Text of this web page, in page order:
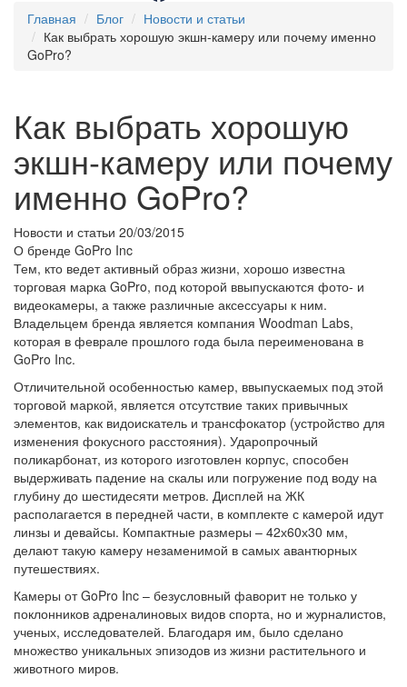
Главная Блог
Новости и статьи
Как выбрать хорошую экшн-камеру или почему именно
GoPro?
Как выбрать хорошую
экшн-камеру или почему
именно GoPro?
Новости и статьи 20/03/2015
О бренде GoPro Inc
Тем, кто ведет активный образ жизни, хорошо известна
торговая марка GoPro, под которой ввыпускаются фото- и
видеокамеры, а также различные аксессуары к ним.
Владельцем бренда является компания Woodman Labs,
которая в феврале прошлого года была переименована в
GoPro Inc.
Отличительной особенностью камер, ввыпускаемых под этой
торговой маркой, является отсутствие таких привычных
элементов, как видоискатель и трансфокатор (устройство для
изменения фокусного расстояния). Ударопрочный
поликарбонат, из которого изготовлен корпус, способен
выдерживать падение на скалы или погружение под воду на
глубину до шестидесяти метров. Дисплей на ЖК
располагается в передней части, в комплекте с камерой идут
линзы и девайсы. Компактные размеры – 42х60х30 мм,
делают такую камеру незаменимой в самых авантюрных
путешествиях.
Камеры от GoPro Inc – безусловный фаворит не только у
поклонников адреналиновых видов спорта, но и журналистов,
ученых, исследователей. Благодаря им, было сделано
множество уникальных эпизодов из жизни растительного и
животного миров.